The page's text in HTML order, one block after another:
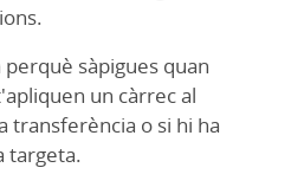
sàpigues quan
un càrrec al
transferència o si hi ha
targeta.